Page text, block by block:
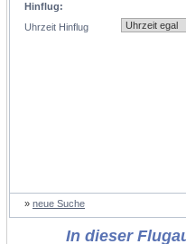
Hinflug:
Uhrzeit Hinflug
» neue Suche
In dieser